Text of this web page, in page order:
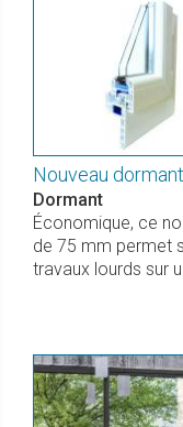
Nouveau
Dormant
Économique, ce
de 75 mm permet
travaux lourds sur